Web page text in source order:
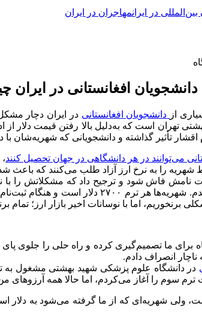
در ایرانمهاجران در ایران
افغانستانی در ایران
از دانشجویان افغانستانی در ایران دچار
تأثیر گذاشته و دانشجویانی که شهریه‌شان
می‌توانند در هر دانشگاهی در جهان تحصیل کنند
شهریه را به نرخ ارز آزاد طلب می‌کنند که
نامش فاش شود و ترجیح داد که مشکلاتش را
برنخوریم، اما با نوسانات اخیر بازار ارز؛
برای ما تصمیم‌گیری کرده و راه حلی را جلوی پای
انصراف دادم.
سوم را آغاز می‌کردم، اما حالا همه آرزو‌های
است، ولی شهریه‌ای که از ما گرفته می‌شود به